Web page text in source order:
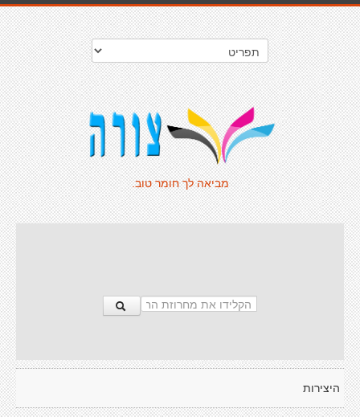
מביאה לך חומר טוב.
היצירות